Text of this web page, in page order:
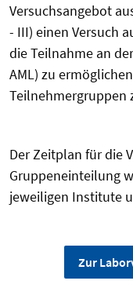
Versuchsangebot
- III) einen Versuch
die Teilnahme an
AML) zu
Teilnehmergruppen
Der Zeitplan für die
Gruppeneinteilung
jeweiligen Institute
Zur